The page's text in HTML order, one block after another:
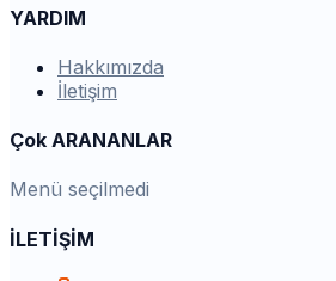
YARDIM
Hakkımızda
İletişim
Çok ARANANLAR
Menü seçilmedi
İLETİŞİM